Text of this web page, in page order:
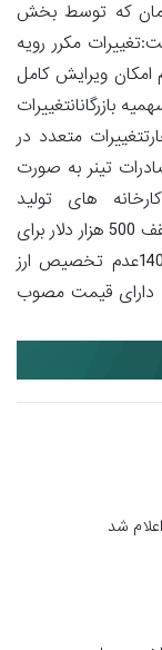
که توسط بخش
مکرر رویه
ویرایش کامل
بازرگانانتغییرات
متعدد در
تینر به صورت
های تولید
محصولات قهوهتوقف واردات بدون سابقه با سقف 500 هزار دلار برای
کارت های بازرگانی صادرگردیده بعد از سال 1403عدم تخصیص ارز
دارای قیمت مصوب
شد